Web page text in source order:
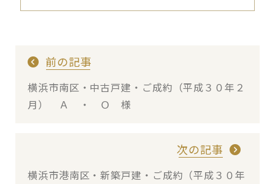
前の記事
横浜市南区・中古戸建・ご成約（平成３０年２
月） Ａ ・ Ｏ 様
次の記事
横浜市港南区・新築戸建・ご成約（平成３０年